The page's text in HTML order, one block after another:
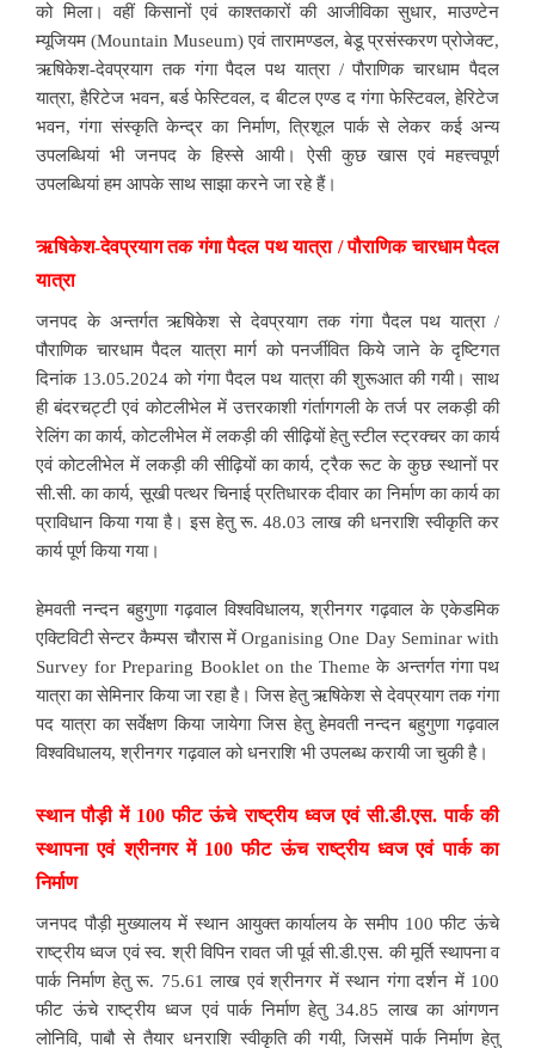
को मिला। वहीं किसानों एवं काश्तकारों की आजीविका सुधार, माउण्टेन
म्यूजियम (Mountain Museum) एवं तारामण्डल, बेडू प्रसंस्करण प्रोजेक्ट,
ऋषिकेश-देवप्रयाग तक गंगा पैदल पथ यात्रा / पौराणिक चारधाम पैदल
यात्रा, हैरिटेज भवन, बर्ड फेस्टिवल, द बीटल एण्ड द गंगा फेस्टिवल, हेरिटेज
भवन, गंगा संस्कृति केन्द्र का निर्माण, त्रिशूल पार्क से लेकर कई अन्य
उपलब्धियां भी जनपद के हिस्से आयी। ऐसी कुछ खास एवं महत्त्वपूर्ण
उपलब्धियां हम आपके साथ साझा करने जा रहे हैं।
ऋषिकेश-देवप्रयाग तक गंगा पैदल पथ यात्रा / पौराणिक चारधाम पैदल
यात्रा
जनपद के अन्तर्गत ऋषिकेश से देवप्रयाग तक गंगा पैदल पथ यात्रा /
पौराणिक चारधाम पैदल यात्रा मार्ग को पनर्जीवित किये जाने के दृष्टिगत
दिनांक 13.05.2024 को गंगा पैदल पथ यात्रा की शुरूआत की गयी। साथ
ही बंदरचट्टी एवं कोटलीभेल में उत्तरकाशी गंर्तागगली के तर्ज पर लकड़ी की
रेलिंग का कार्य, कोटलीभेल में लकड़ी की सीढ़ियों हेतु स्टील स्ट्रक्चर का कार्य
एवं कोटलीभेल में लकड़ी की सीढ़ियों का कार्य, ट्रैक रूट के कुछ स्थानों पर
सी.सी. का कार्य, सूखी पत्थर चिनाई प्रतिधारक दीवार का निर्माण का कार्य का
प्राविधान किया गया है। इस हेतु रू. 48.03 लाख की धनराशि स्वीकृति कर
कार्य पूर्ण किया गया।
हेमवती नन्दन बहुगुणा गढ़वाल विश्वविधालय, श्रीनगर गढ़वाल के एकेडमिक
एक्टिविटी सेन्टर कैम्पस चौरास में Organising One Day Seminar with
Survey for Preparing Booklet on the Theme के अन्तर्गत गंगा पथ
यात्रा का सेमिनार किया जा रहा है। जिस हेतु ऋषिकेश से देवप्रयाग तक गंगा
पद यात्रा का सर्वेक्षण किया जायेगा जिस हेतु हेमवती नन्दन बहुगुणा गढ़वाल
विश्वविधालय, श्रीनगर गढ़वाल को धनराशि भी उपलब्ध करायी जा चुकी है।
स्थान पौड़ी में 100 फीट ऊंचे राष्ट्रीय ध्वज एवं सी.डी.एस. पार्क की
स्थापना एवं श्रीनगर में 100 फीट ऊंच राष्ट्रीय ध्वज एवं पार्क का
निर्माण
जनपद पौड़ी मुख्यालय में स्थान आयुक्त कार्यालय के समीप 100 फीट ऊंचे
राष्ट्रीय ध्वज एवं स्व. श्री विपिन रावत जी पूर्व सी.डी.एस. की मूर्ति स्थापना व
पार्क निर्माण हेतु रू. 75.61 लाख एवं श्रीनगर में स्थान गंगा दर्शन में 100
फीट ऊंचे राष्ट्रीय ध्वज एवं पार्क निर्माण हेतु 34.85 लाख का आंगणन
लोनिवि, पाबौ से तैयार धनराशि स्वीकृति की गयी, जिसमें पार्क निर्माण हेतु